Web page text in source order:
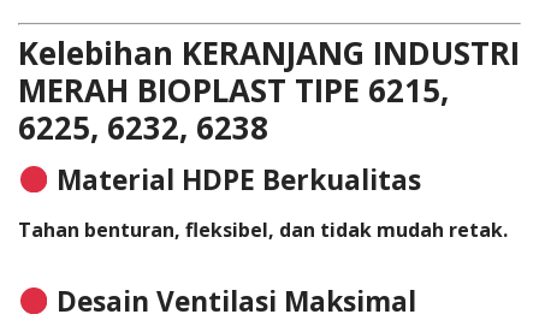
Kelebihan KERANJANG INDUSTRI
MERAH BIOPLAST TIPE 6215,
6225, 6232, 6238
Material HDPE Berkualitas
Tahan benturan, fleksibel, dan tidak mudah retak.
Desain Ventilasi Maksimal